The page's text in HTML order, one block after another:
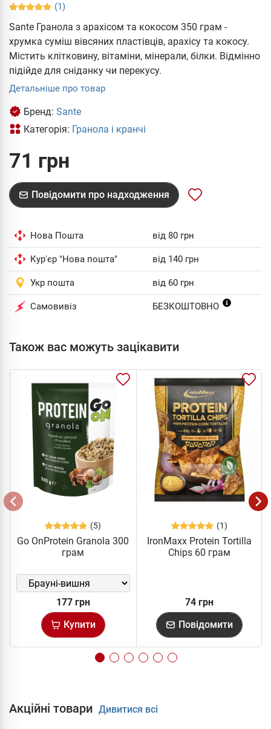
(1)
Sante Гранола з арахісом та кокосом 350 грам -
хрумка суміш вівсяних пластівців, арахісу та кокосу.
Містить клітковину, вітаміни, мінерали, білки. Відмінно
підійде для сніданку чи перекусу.
Детальніше про товар
Бренд: Sante
Категорія: Гранола і кранчі
71 грн
Повідомити про надходження
Нова Пошта від 80 грн
Кур'єр "Нова пошта" від 140 грн
Укр пошта від 60 грн
Самовивіз БЕЗКОШТОВНО
Також вас можуть зацікавити
(5)
Go OnProtein Granola 300
грам
177 грн
Купити
(1)
IronMaxx Protein Tortilla
Chips 60 грам
74 грн
Повідомити
Акційні товари Дивитися всі